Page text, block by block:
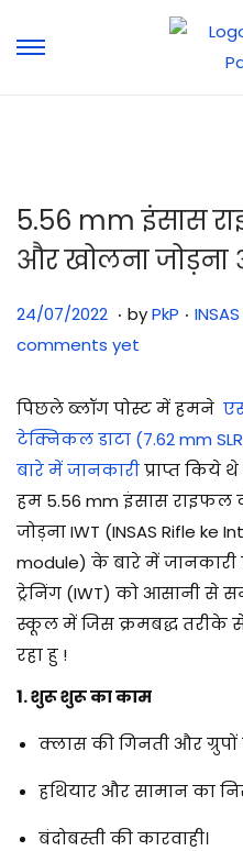
5.56 mm इंसास
और खोलना
Posted on
24/07/2022 2
9
0
7
/
2
0
2
5
. byPkP .
comments yet
पिछले ब्लॉग पोस्ट में हमने
टेक्निकल डाटा (7.62 mm
बारे में जानकारीप्राप्तकिये थे
हम 5.56 mm इंसास
जोड़ना IWT (INSAS Rifle ke
module) के बारे में जानकारी
ट्रेनिंग (IWT) को आसानीसे
स्कूल में जिस क्रमबद्ध तरीके से
रहा हु !
1. शुरू शुरू का काम
क्लास की गिनती और ग्रुपों
हथियार और सामान का
बंदोबस्ती की कारवाही।